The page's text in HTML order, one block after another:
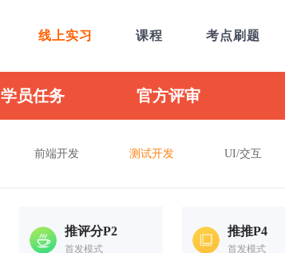
线上实习 课程 考点刷题
学员任务 官方评审
前端开发 测试开发 UI/交互
推评分P2
首发模式
推推P4
首发模式